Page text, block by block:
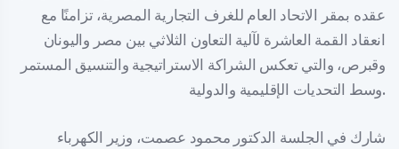
عقده بمقر الاتحاد العام للغرف التجارية المصرية، تزامنًا مع
انعقاد القمة العاشرة لآلية التعاون الثلاثي بين مصر واليونان
وقبرص، والتي تعكس الشراكة الاستراتيجية والتنسيق المستمر
وسط التحديات الإقليمية والدولية.
شارك في الجلسة الدكتور محمود عصمت، وزير الكهرباء